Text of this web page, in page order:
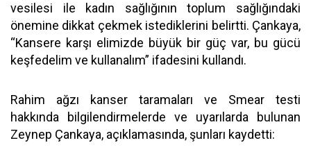
vesilesi ile kadın sağlığının toplum sağlığındaki
önemine dikkat çekmek istediklerini belirtti. Çankaya,
“Kansere karşı elimizde büyük bir güç var, bu gücü
keşfedelim ve kullanalım” ifadesini kullandı.
Rahim ağzı kanser taramaları ve Smear testi
hakkında bilgilendirmelerde ve uyarılarda bulunan
Zeynep Çankaya, açıklamasında, şunları kaydetti: